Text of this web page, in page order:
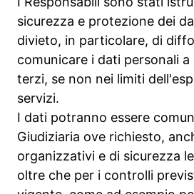
sicurezza e protezione dei
divieto, in particolare, di
comunicare i dati personali
terzi, se non nei limiti
servizi.
I dati potranno essere
Giudiziaria ove richiesto,
organizzativi e di sicurezza
oltre che per i controlli